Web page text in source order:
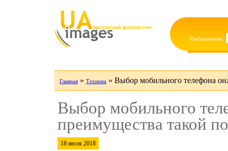
Изображения:
Главная » Техника » Выбор мобильного телефона
Выбор мобильного
преимущества такой
18 июля 2018